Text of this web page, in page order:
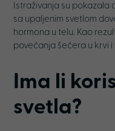
Istraživanja su pokazala
sa upaljenim svetlom
hormona u telu. Kao
povećanja šećera u krvi
Ima li
svetla?